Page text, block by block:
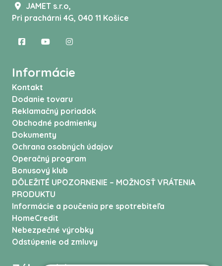
JAMET s.r.o,
Pri prachárni 4G, 040 11 Košice
Informácie
Kontakt
Dodanie tovaru
Reklamačný poriadok
Obchodné podmienky
Dokumenty
Ochrana osobných údajov
Operačný program
Bonusový klub
DÔLEŽITÉ UPOZORNENIE – MOŽNOSŤ VRÁTENIA
PRODUKTU
Informácie a poučenia pre spotrebiteľa
HomeCredit
Nebezpečné výrobky
Odstúpenie od zmluvy